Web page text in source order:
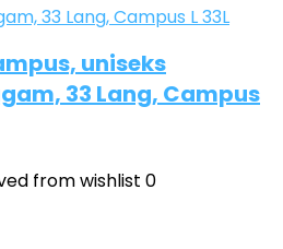
uniseks
33 Lang, Campus
from wishlist 0